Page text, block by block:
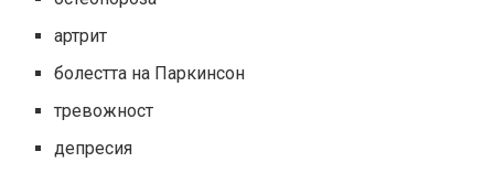
артрит
болестта на Паркинсон
тревожност
депресия